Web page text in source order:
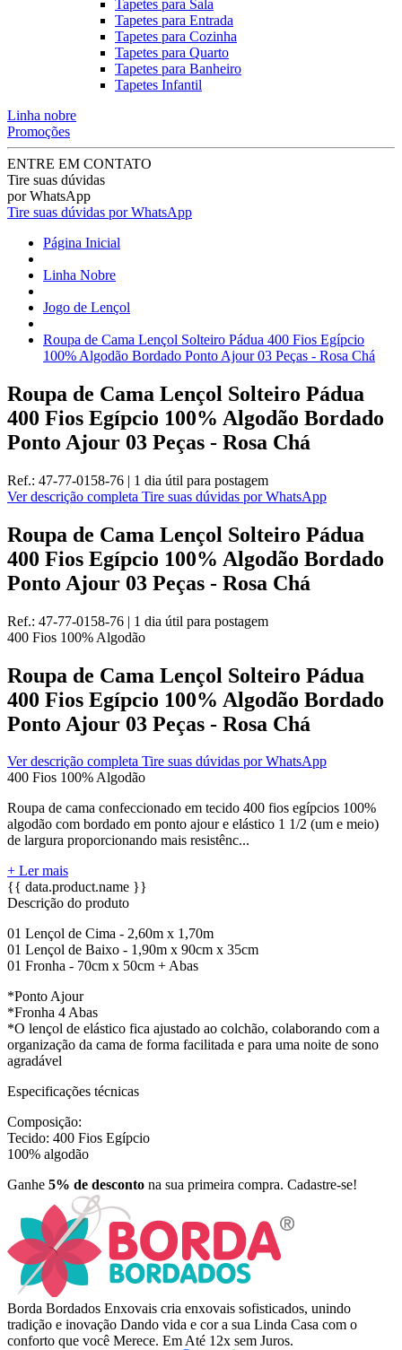
Tapetes para Sala
Tapetes para Entrada
Tapetes para Cozinha
Tapetes para Quarto
Tapetes para Banheiro
Tapetes Infantil
Linha nobre
Promoções
ENTRE EM CONTATO
Tire suas dúvidas
por WhatsApp
Tire suas dúvidas por WhatsApp
Página Inicial
Linha Nobre
Jogo de Lençol
Roupa de Cama Lençol Solteiro Pádua 400 Fios Egípcio
100% Algodão Bordado Ponto Ajour 03 Peças - Rosa Chá
Roupa de Cama Lençol Solteiro Pádua
400 Fios Egípcio 100% Algodão Bordado
Ponto Ajour 03 Peças - Rosa Chá
Ref.: 47-77-0158-76 | 1 dia útil para postagem
Ver descrição completa Tire suas dúvidas por WhatsApp
Roupa de Cama Lençol Solteiro Pádua
400 Fios Egípcio 100% Algodão Bordado
Ponto Ajour 03 Peças - Rosa Chá
Ref.: 47-77-0158-76 | 1 dia útil para postagem
400 Fios 100% Algodão
Roupa de Cama Lençol Solteiro Pádua
400 Fios Egípcio 100% Algodão Bordado
Ponto Ajour 03 Peças - Rosa Chá
Ver descrição completa Tire suas dúvidas por WhatsApp
400 Fios 100% Algodão
Roupa de cama confeccionado em tecido 400 fios egípcios 100%
algodão com bordado em ponto ajour e elástico 1 1/2 (um e meio)
de largura proporcionando mais resistênc...
+ Ler mais
{{ data.product.name }}
Descrição do produto
01 Lençol de Cima - 2,60m x 1,70m
01 Lençol de Baixo - 1,90m x 90cm x 35cm
01 Fronha - 70cm x 50cm + Abas
*Ponto Ajour
*Fronha 4 Abas
*O lençol de elástico fica ajustado ao colchão, colaborando com a
organização da cama de forma facilitada e para uma noite de sono
agradável
Especificações técnicas
Composição:
Tecido: 400 Fios Egípcio
100% algodão
Ganhe 5% de desconto na sua primeira compra. Cadastre-se!
Borda Bordados Enxovais cria enxovais sofisticados, unindo
tradição e inovação Dando vida e cor a sua Linda Casa com o
conforto que você Merece. Em Até 12x sem Juros.